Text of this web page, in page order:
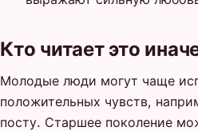
Кто читает это
Молодые люди могут чаще
положительных чувств,
посту. Старшее поколение